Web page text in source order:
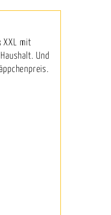
XXL mit
Und